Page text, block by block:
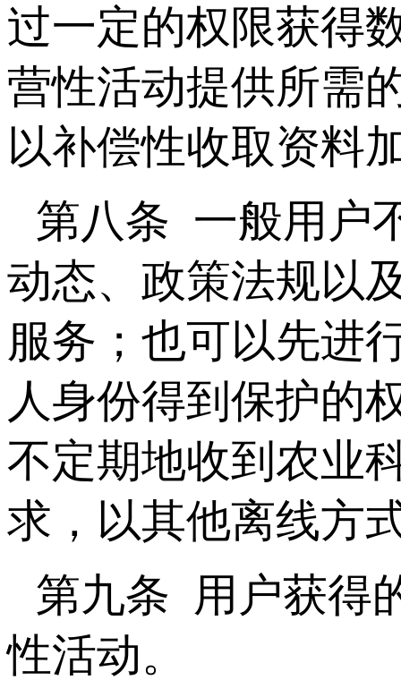
过一定的权限获得
营性活动提供所需
以补偿性收取资料
第八条 一般用户
动态、政策法规以
服务；也可以先进
人身份得到保护的
不定期地收到农业
求，以其他离线方
第九条 用户获得
性活动。